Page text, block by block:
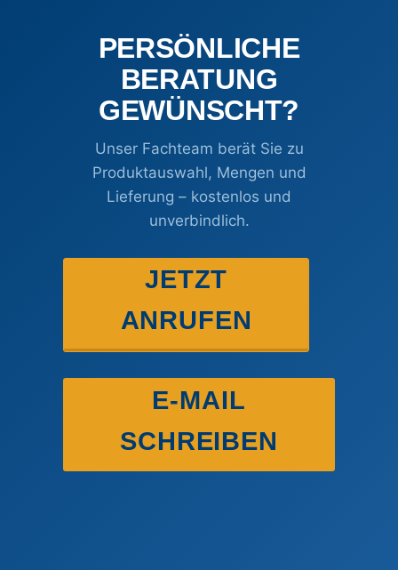
PERSÖNLICHE
BERATUNG
GEWÜNSCHT?
Unser Fachteam berät Sie zu
Produktauswahl, Mengen und
Lieferung – kostenlos und
unverbindlich.
JETZT
ANRUFEN
E-MAIL
SCHREIBEN